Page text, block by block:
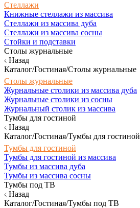
Стеллажи
Книжные стеллажи из массива
Стеллажи из массива дуба
Стеллажи из массива сосны
Стойки и подставки
Столы журнальные
Назад
Каталог/Гостиная/Столы журнальные
Столы журнальные
Журнальные столики из массива дуба
Журнальные столики из сосны
Журнальный столик из массива
Тумбы для гостиной
Назад
Каталог/Гостиная/Тумбы для гостиной
Тумбы для гостиной
Тумбы для гостиной из массива
Тумбы из массива дуба
Тумбы из массива сосны
Тумбы под ТВ
Назад
Каталог/Гостиная/Тумбы под ТВ